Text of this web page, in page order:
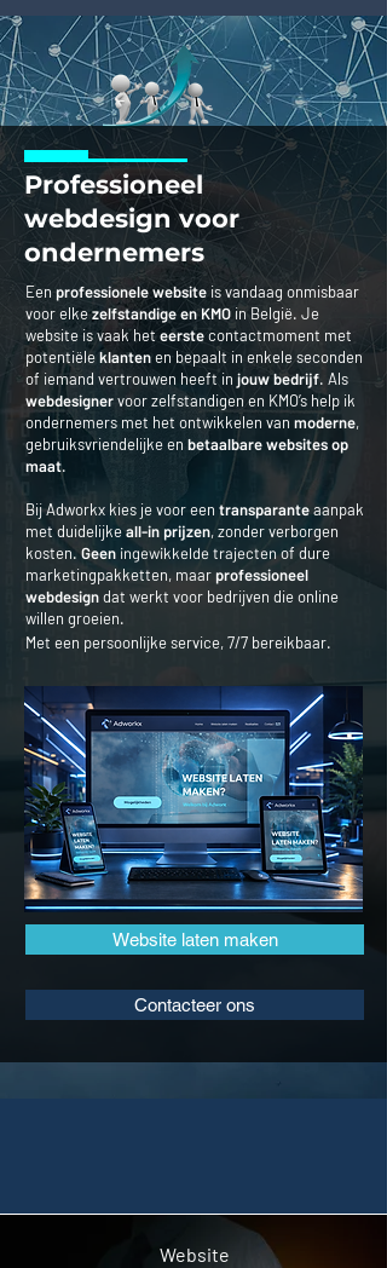
Professioneel
webdesign voor
ondernemers
Eenprofessionele website is vandaag onmisbaar
voor elkezelfstandige en KMOin België. Je
website is vaak heteerstecontactmoment met
potentiëleklantenen bepaalt in enkele seconden
of iemand vertrouwen heeft in jouw bedrijf. Als
webdesignervoor zelfstandigen en KMO’s help ik
ondernemers met het ontwikkelen van moderne,
gebruiksvriendelijke en betaalbare websites op
maat.
Bij Adworkx kies je voor een transparanteaanpak
met duidelijkeall-in prijzen, zonder verborgen
kosten.Geen ingewikkelde trajectenof dure
marketingpakketten, maarprofessioneel
webdesigndat werkt voor bedrijven die online
willen groeien.
​Met een persoonlijke service, 7/7 bereikbaar.
Website laten maken
Contacteer ons
Website